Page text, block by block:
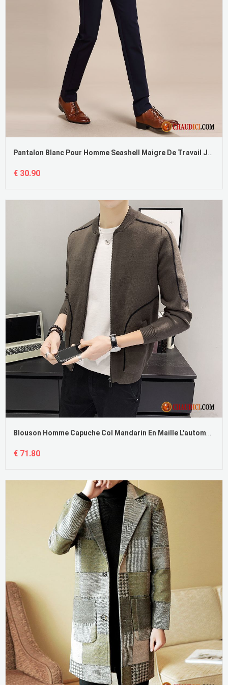
Pantalon Blanc Pour Homme Seashell Maigre De Travail Jambe Droite Britanique Tendance
€ 30.90
Blouson Homme Capuche Col Mandarin En Maille L'automne Printemps Veste Pas Cher
€ 71.80